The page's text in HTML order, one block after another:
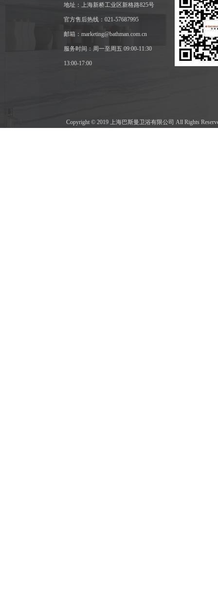
地址：上海新桥工业区新格路825号
官方售后热线：021-57687995
邮箱：marketing@bathman.com.cn
服务时间：周一至周五 09:00-11:30
13:00-17:00
Copyright © 2019 上海巴斯曼卫浴有限公司 All Rights